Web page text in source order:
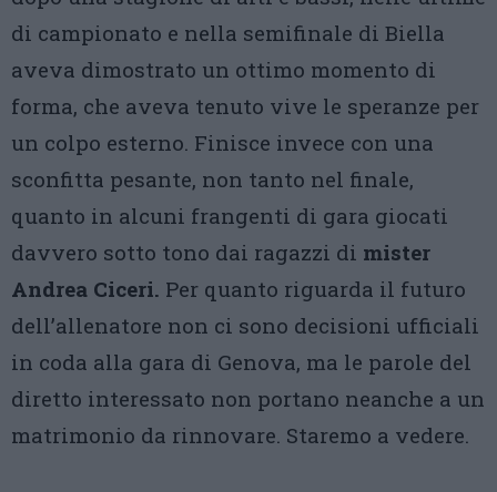
di campionato e nella semifinale di Biella
aveva dimostrato un ottimo momento di
forma, che aveva tenuto vive le speranze per
un colpo esterno. Finisce invece con una
sconfitta pesante, non tanto nel finale,
quanto in alcuni frangenti di gara giocati
davvero sotto tono dai ragazzi di mister
Andrea Ciceri. Per quanto riguarda il futuro
dell’allenatore non ci sono decisioni ufficiali
in coda alla gara di Genova, ma le parole del
diretto interessato non portano neanche a un
matrimonio da rinnovare. Staremo a vedere.